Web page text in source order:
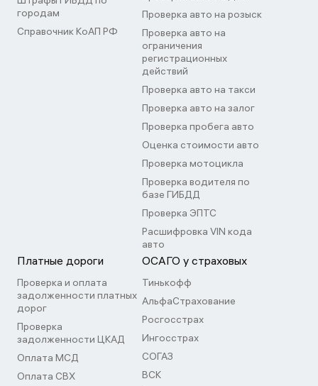
городам
Справочник КоАП РФ
Проверка авто на розыск
Проверка авто на
ограничения
регистрационных
действий
Проверка авто на такси
Проверка авто на залог
Проверка пробега авто
Оценка стоимости авто
Проверка мотоцикла
Проверка водителя по
базе ГИБДД
Проверка ЭПТС
Расшифровка VIN кода
авто
Платные дороги
Проверка и оплата
задолженности платных
дорог
Проверка
задолженности ЦКАД
Оплата МСД
Оплата СВХ
ОСАГО у страховых
Тинькофф
АльфаСтрахование
Росгосстрах
Ингосстрах
СОГАЗ
ВСК